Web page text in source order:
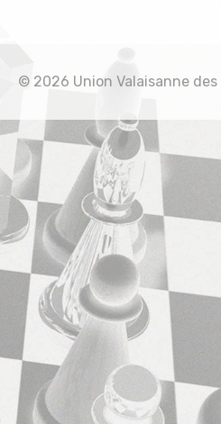
© 2026 Union Valaisanne des